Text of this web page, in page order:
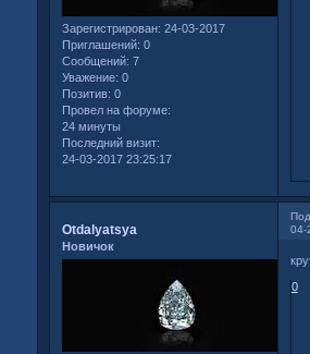
Зарегистрирован: 24-03-2017
Приглашений: 0
Сообщений: 7
Уважение: 0
Позитив: 0
Провел на форуме:
24 минуты
Последний визит:
24-03-2017 23:25:17
04-
Otdalyatsya
Новичок
0